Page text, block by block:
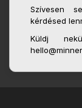
Szívesen
kérdésed
Küldj